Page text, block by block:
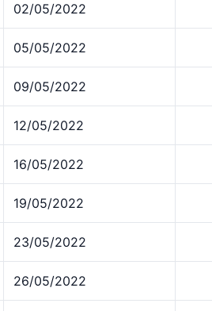
02/05/2022
05/05/2022
09/05/2022
12/05/2022
16/05/2022
19/05/2022
23/05/2022
26/05/2022